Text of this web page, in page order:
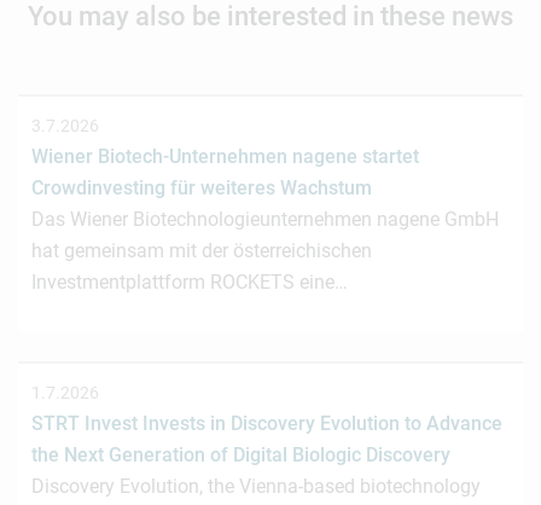
You may also be interested in these news
3.7.2026
Wiener Biotech-Unternehmen nagene startet
Crowdinvesting für weiteres Wachstum
Das Wiener Biotechnologieunternehmen nagene GmbH
hat gemeinsam mit der österreichischen
Investmentplattform ROCKETS eine…
1.7.2026
STRT Invest Invests in Discovery Evolution to Advance
the Next Generation of Digital Biologic Discovery
Discovery Evolution, the Vienna-based biotechnology